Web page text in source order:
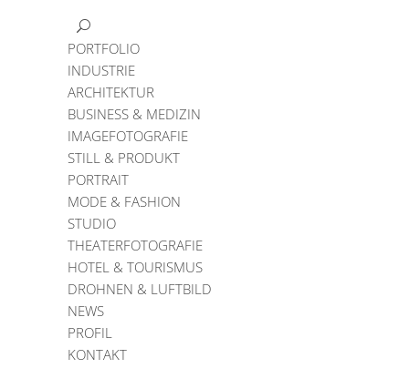
PORTFOLIO
INDUSTRIE
ARCHITEKTUR
BUSINESS & MEDIZIN
IMAGEFOTOGRAFIE
STILL & PRODUKT
PORTRAIT
MODE & FASHION
STUDIO
THEATERFOTOGRAFIE
HOTEL & TOURISMUS
DROHNEN & LUFTBILD
NEWS
PROFIL
KONTAKT